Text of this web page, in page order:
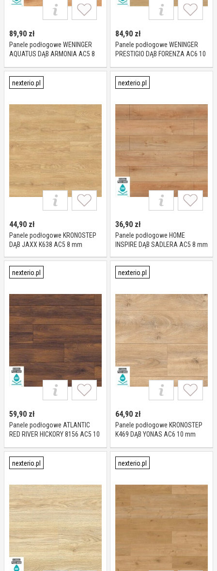
89,90 zł
Panele podłogowe WENINGER
AQUATUS DĄB ARMONIA AC5 8
84,90 zł
Panele podłogowe WENINGER
PRESTIGIO DĄB FORENZA AC6 10
nexterio.pl
44,90 zł
Panele podłogowe KRONOSTEP
DĄB JAXX K638 AC5 8 mm
nexterio.pl
36,90 zł
Panele podłogowe HOME
INSPIRE DĄB SADLERA AC5 8 mm
nexterio.pl
59,90 zł
Panele podłogowe ATLANTIC
RED RIVER HICKORY 8156 AC5 10
nexterio.pl
64,90 zł
Panele podłogowe KRONOSTEP
K469 DĄB YONAS AC6 10 mm
nexterio.pl nexterio.pl